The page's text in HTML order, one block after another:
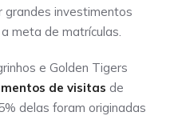
grandes investimentos
meta de matrículas.
e Golden Tigers
de visitas de
delas foram originadas